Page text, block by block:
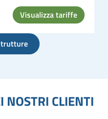
Visualizza tariffe
NOSTRI CLIENTI